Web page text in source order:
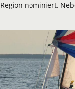
Region nominiert.